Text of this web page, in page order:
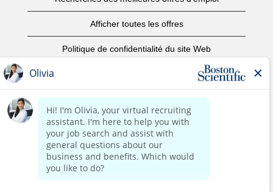
Afficher toutes les offres
Politique de confidentialité du site Web
Avis de droits d’auteur
Nous contacter
Page d'accueil du site de l'entreprise